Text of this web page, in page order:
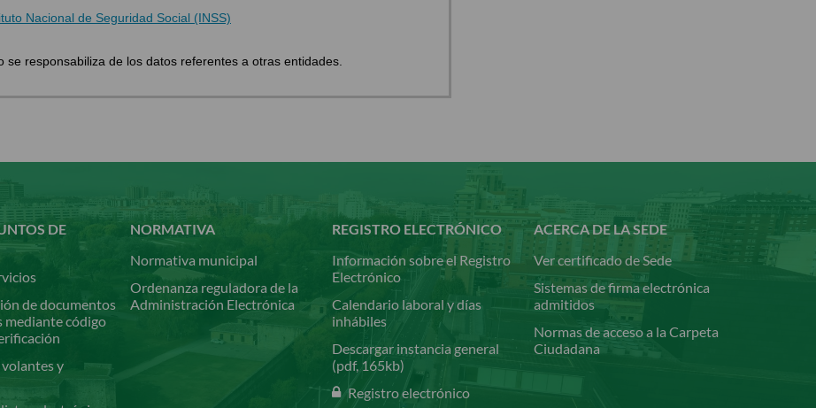
Nacional de Seguridad Social (INSS)
se responsabiliza de los datos referentes a otras entidades.
DE
de documentos
mediante código
y
NORMATIVA
Normativa municipal
Ordenanza reguladora de la
Administración Electrónica
REGISTRO ELECTRÓNICO
Información sobre el Registro
Electrónico
Calendario laboral y días
inhábiles
Descargar instancia general
(pdf, 165kb)
Registro electrónico
ACERCA DE LA SEDE
Ver certificado de Sede
Sistemas de firma electrónica
admitidos
Normas de acceso a la Carpeta
Ciudadana